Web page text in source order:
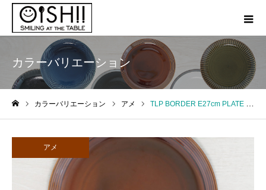
カラーバリエーション
カラーバリエーション アメ TLP BORDER E27cm PLATE ame
アメ